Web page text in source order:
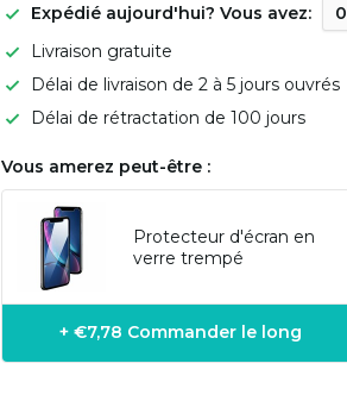
Expédié aujourd'hui? Vous avez: 0
Livraison gratuite
Délai de livraison de 2 à 5 jours ouvrés
Délai de rétractation de 100 jours
Vous amerez peut-être :
Protecteur d'écran en
verre trempé
+ €7,78 Commander le long